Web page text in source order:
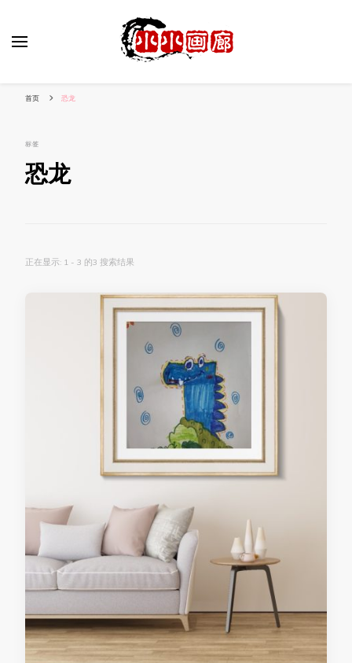
首页 恐龙
标签
恐龙
正在显示: 1 - 3 的3 搜索结果